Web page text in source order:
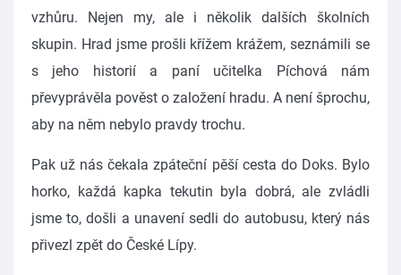
vzhůru. Nejen my, ale i několik dalších školních
skupin. Hrad jsme prošli křížem krážem, seznámili se
s jeho historií a paní učitelka Píchová nám
převyprávěla pověst o založení hradu. A není šprochu,
aby na něm nebylo pravdy trochu.
Pak už nás čekala zpáteční pěší cesta do Doks. Bylo
horko, každá kapka tekutin byla dobrá, ale zvládli
jsme to, došli a unavení sedli do autobusu, který nás
přivezl zpět do České Lípy.